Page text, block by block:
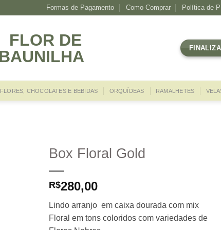
Formas de Pagamento Como Comprar Política de
FLORES, CHOCOLATES E BEBIDAS ORQUÍDEAS RAMALHETES
Box Floral Gold
R$280,00
Lindo arranjo em caixa dourada com mix
Floral em tons coloridos com variedades de